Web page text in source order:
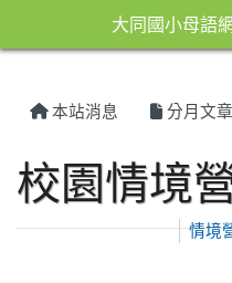
大同國小母語網
本站消息 分月文章
校園情境
情境